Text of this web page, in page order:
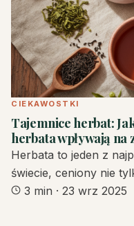
CIEKAWOSTKI
Tajemnice herbat:
herbata wpływają
Herbata to jeden z
świecie, ceniony nie
3 min · 23 wrz 2025